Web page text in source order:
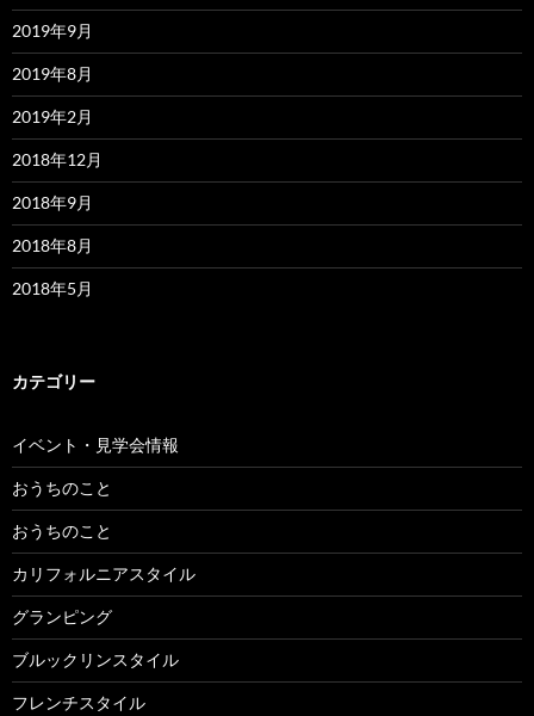
2019年9月
2019年8月
2019年2月
2018年12月
2018年9月
2018年8月
2018年5月
カテゴリー
イベント・見学会情報
おうちのこと
おうちのこと
カリフォルニアスタイル
グランピング
ブルックリンスタイル
フレンチスタイル